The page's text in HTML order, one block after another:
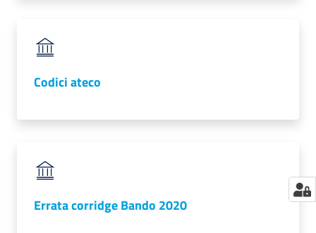
Codici ateco
Errata corridge Bando 2020